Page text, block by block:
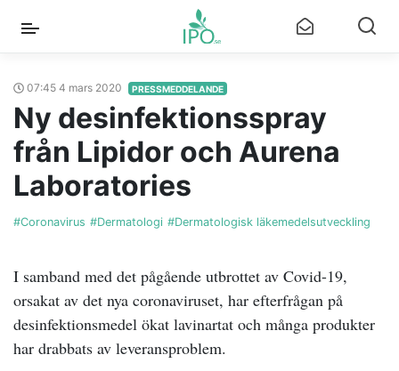
07:45 4 mars 2020 PRESSMEDDELANDE
Ny desinfektionsspray
från Lipidor och Aurena
Laboratories
#Coronavirus #Dermatologi #Dermatologisk läkemedelsutveckling
I samband med det pågående utbrottet av Covid-19,
orsakat av det nya coronaviruset, har efterfrågan på
desinfektionsmedel ökat lavinartat och många produkter
har drabbats av leveransproblem.